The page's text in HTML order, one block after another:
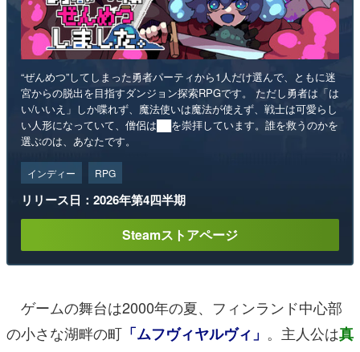
“ぜんめつ”してしまった勇者パーティから1人だけ選んで、ともに迷
宮からの脱出を目指すダンジョン探索RPGです。 ただし勇者は「は
い/いいえ」しか喋れず、魔法使いは魔法が使えず、戦士は可愛らし
い人形になっていて、僧侶は██を崇拝しています。誰を救うのかを
選ぶのは、あなたです。
インディー RPG
リリース日：2026年第4四半期
Steamストアページ
ゲームの舞台は2000年の夏、フィンランド中心部
の小さな湖畔の町 「ムフヴィヤルヴィ」 。主人公は真